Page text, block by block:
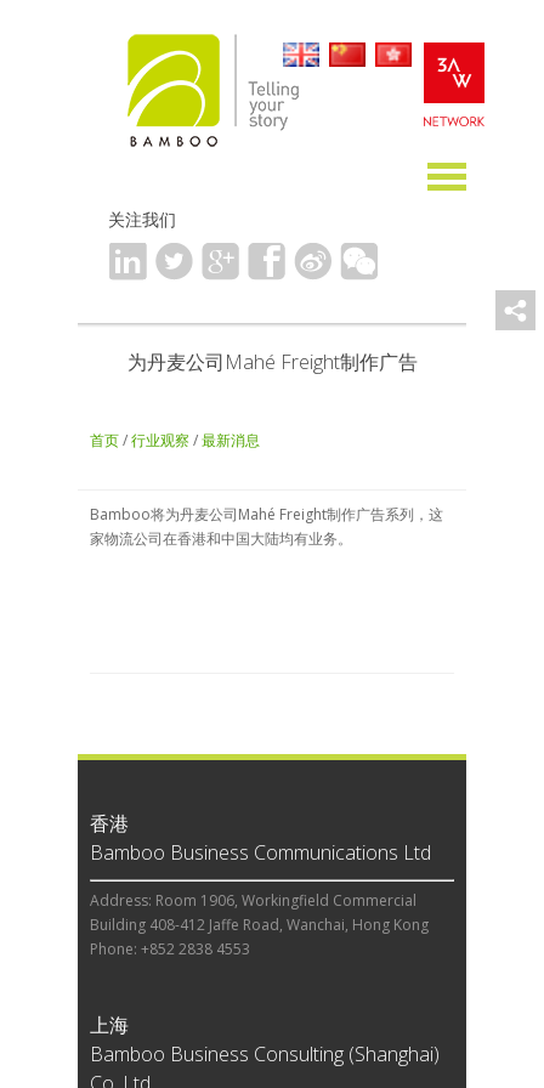
关注我们
为丹麦公司Mahé Freight制作广告
首页/行业观察 /最新消息
Bamboo将为丹麦公司Mahé Freight制作广告系列，这
家物流公司在香港和中国大陆均有业务。
香港
Bamboo Business Communications Ltd
Address: Room 1906, Workingfield Commercial
Building 408-412 Jaffe Road, Wanchai, Hong Kong
Phone: +852 2838 4553
上海
Bamboo Business Consulting (Shanghai)